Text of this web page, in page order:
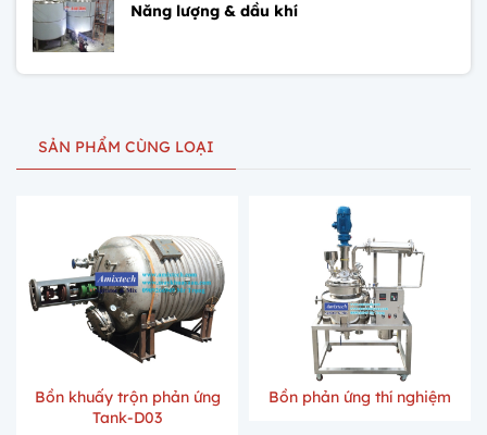
Năng lượng & dầu khí
SẢN PHẨM CÙNG LOẠI
Bồn khuấy trộn phản ứng
Tank-D03
Bồn phản ứng thí nghiệm